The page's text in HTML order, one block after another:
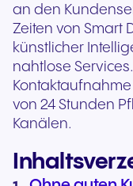
an den
Zeiten von Smart
künstlicher
nahtlose
von 24 Stunden
Kanälen.